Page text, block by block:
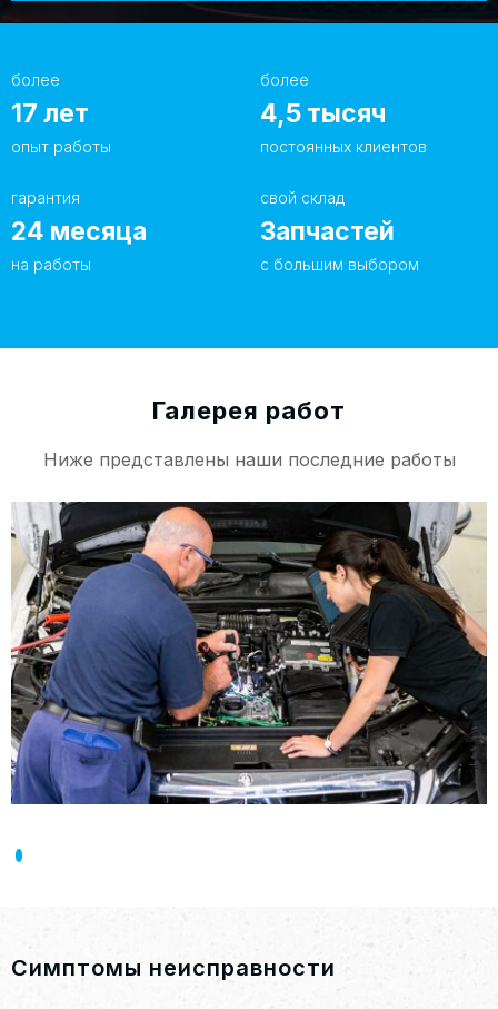
гарантия — 1 год.
более
17 лет
опыт работы
более
4,5 тысяч
постоянных клиентов
гарантия
24 месяца
на работы
свой склад
Запчастей
с большим выбором
Галерея работ
Ниже представлены наши последние работы
Симптомы неисправности